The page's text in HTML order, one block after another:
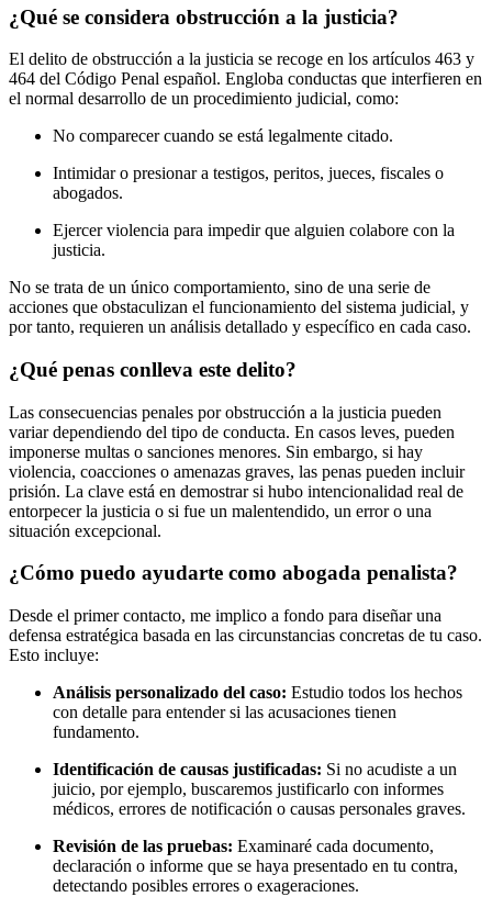
¿Qué se considera obstrucción a la justicia?
El delito de obstrucción a la justicia se recoge en los artículos 463 y
464 del Código Penal español. Engloba conductas que interfieren en
el normal desarrollo de un procedimiento judicial, como:
No comparecer cuando se está legalmente citado.
Intimidar o presionar a testigos, peritos, jueces, fiscales o
abogados.
Ejercer violencia para impedir que alguien colabore con la
justicia.
No se trata de un único comportamiento, sino de una serie de
acciones que obstaculizan el funcionamiento del sistema judicial, y
por tanto, requieren un análisis detallado y específico en cada caso.
¿Qué penas conlleva este delito?
Las consecuencias penales por obstrucción a la justicia pueden
variar dependiendo del tipo de conducta. En casos leves, pueden
imponerse multas o sanciones menores. Sin embargo, si hay
violencia, coacciones o amenazas graves, las penas pueden incluir
prisión. La clave está en demostrar si hubo intencionalidad real de
entorpecer la justicia o si fue un malentendido, un error o una
situación excepcional.
¿Cómo puedo ayudarte como abogada penalista?
Desde el primer contacto, me implico a fondo para diseñar una
defensa estratégica basada en las circunstancias concretas de tu caso.
Esto incluye:
Análisis personalizado del caso: Estudio todos los hechos
con detalle para entender si las acusaciones tienen
fundamento.
Identificación de causas justificadas: Si no acudiste a un
juicio, por ejemplo, buscaremos justificarlo con informes
médicos, errores de notificación o causas personales graves.
Revisión de las pruebas: Examinaré cada documento,
declaración o informe que se haya presentado en tu contra,
detectando posibles errores o exageraciones.